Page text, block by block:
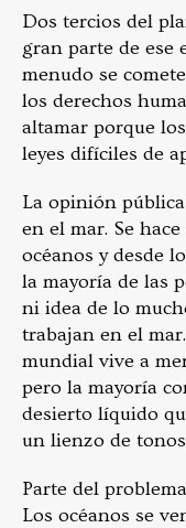
Dos tercios del
gran parte de ese
menudo se
los derechos
altamar porque
leyes difíciles de
La opinión
en el mar. Se
océanos y desde
la mayoría de las
ni idea de lo
trabajan en el
mundial vive a
pero la mayoría
desierto líquido
un lienzo de
Parte del
Los océanos se